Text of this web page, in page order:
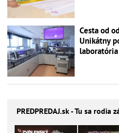
Cesta od
Unikátny
PREDPREDAJ.sk - Tu sa rodia